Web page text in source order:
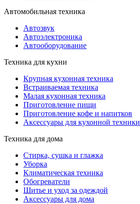
Автомобильная техника
Автозвук
Автоэлектроника
Автооборудование
Техника для кухни
Крупная кухонная техника
Встраиваемая техника
Малая кухонная техника
Приготовление пищи
Приготовление кофе и напитков
Аксессуары для кухонной техники
Техника для дома
Стирка, сушка и глажка
Уборка
Климатическая техника
Обогреватели
Шитье и уход за одеждой
Аксессуары для дома